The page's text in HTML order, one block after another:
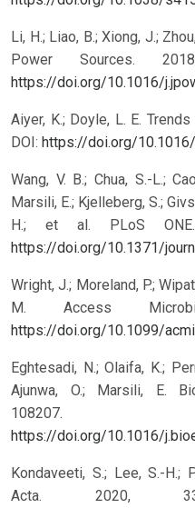
Li, H.; Liao, B.; Xiong, J.;
Power Sources.
https://doi.org/10.1016/
Aiyer, K.; Doyle, L. E.
DOI: https://doi.org/
Wang, V. B.; Chua, S.-L.;
Marsili, E.; Kjelleberg, S.;
H.; et al. PLoS
https://doi.org/10.1371/
Wright, J.; Moreland, P.;
M. Access
https://doi.org/10.1099/
Eghtesadi, N.; Olaifa, K.;
Ajunwa, O.; Marsili, E.
https://doi.org/10.1016/
Kondaveeti, S.; Lee, S.-H.;
Acta. 2020,